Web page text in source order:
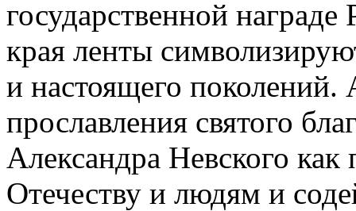
государственной
края ленты
и настоящего
прославления святого
Александра Невского
Отечеству и людям и